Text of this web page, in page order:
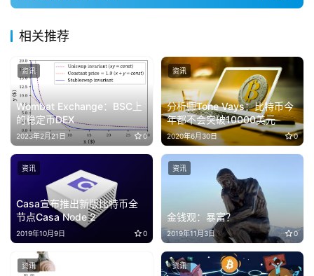
相关推荐
Wombat Exchange：BSC上
的稳定币DEX
2023年2月21日 0
资讯
分析师Tone Vays：比特币今
年都不会突破10000美元
2020年6月30日 0
资讯
Casa宣布推出新版比特币全
节点Casa Node 2
2019年10月9日 0
资讯
金钱观：暴富？
2019年11月3日 0
资讯
资讯 资讯